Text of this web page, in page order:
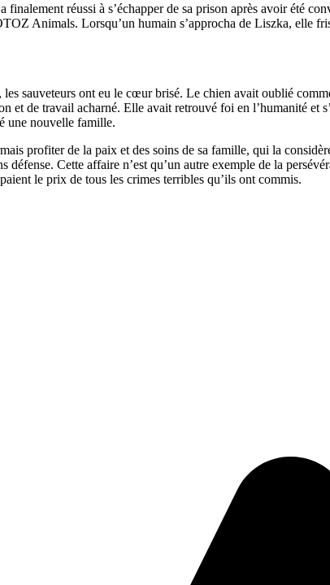
finalement réussi à s’échapper de sa prison après avoir été
Animals. Lorsqu’un humain s’approcha de Liszka, elle
sauveteurs ont eu le cœur brisé. Le chien avait oublié
et de travail acharné. Elle avait retrouvé foi en l’humanité et
une nouvelle famille.
profiter de la paix et des soins de sa famille, qui la
défense. Cette affaire n’est qu’un autre exemple de la
le prix de tous les crimes terribles qu’ils ont commis.